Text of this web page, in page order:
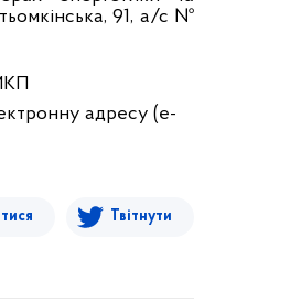
91, а/с №
адресу (e-
Твітнути